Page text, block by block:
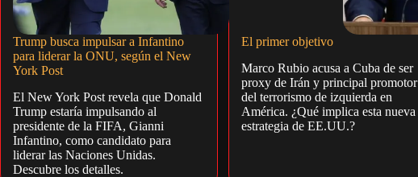
Trump busca impulsar a Infantino
para liderar la ONU, según el New
York Post
El New York Post revela que Donald
Trump estaría impulsando al
presidente de la FIFA, Gianni
Infantino, como candidato para
liderar las Naciones Unidas.
Descubre los detalles.
El primer objetivo
Marco Rubio acusa a Cuba de ser
proxy de Irán y principal promotor
del terrorismo de izquierda en
América. ¿Qué implica esta nueva
estrategia de EE.UU.?